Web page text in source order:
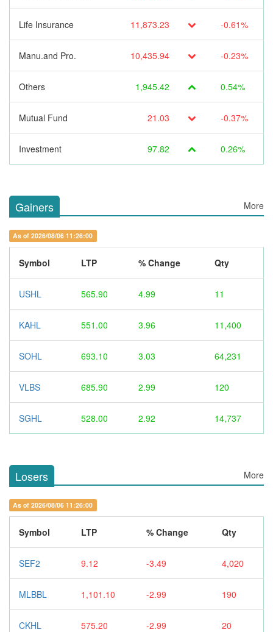
Life Insurance 11,873.23 -0.61%
Manu.and Pro. 10,435.94 -0.23%
Others 1,945.42 0.54%
Mutual Fund 21.03 -0.37%
Investment 97.82 0.26%
Gainers More
As of 2026/08/06 11:26:00
Symbol LTP % Change Qty
USHL 565.90 4.99 11
KAHL 551.00 3.96 11,400
SOHL 693.10 3.03 64,231
VLBS 685.90 2.99 120
SGHL 528.00 2.92 14,737
Losers More
As of 2026/08/06 11:26:00
Symbol LTP % Change Qty
SEF2 9.12 -3.49 4,020
MLBBL 1,101.10 -2.99 190
CKHL 575.20 -2.99 20